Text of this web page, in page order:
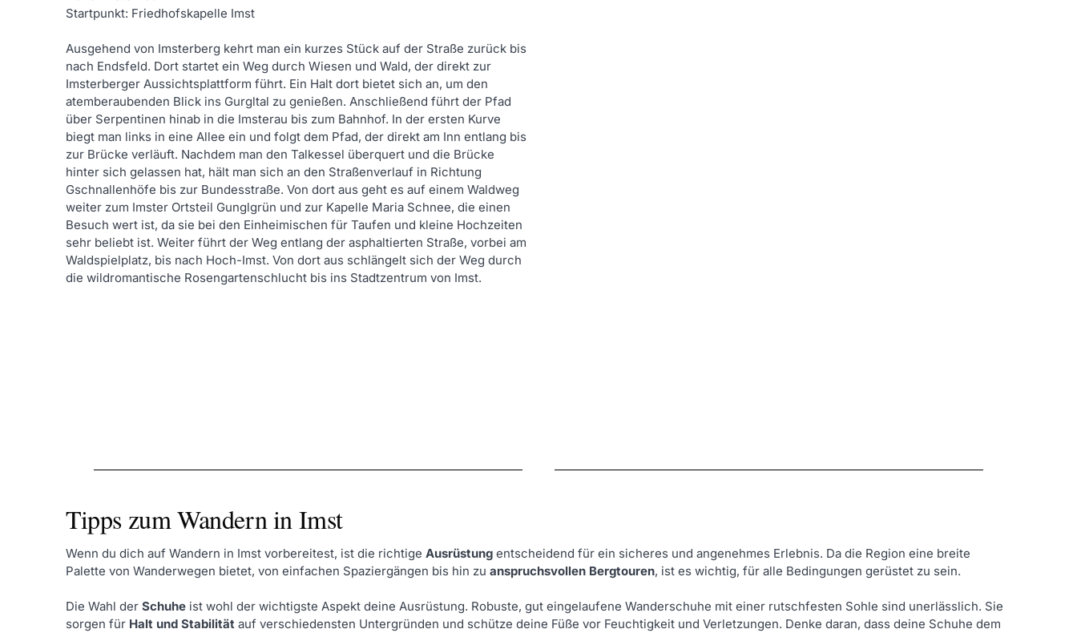
Startpunkt: Friedhofskapelle Imst
Ausgehend von Imsterberg kehrt man ein kurzes Stück auf der Straße zurück bis
nach Endsfeld. Dort startet ein Weg durch Wiesen und Wald, der direkt zur
Imsterberger Aussichtsplattform führt. Ein Halt dort bietet sich an, um den
atemberaubenden Blick ins Gurgltal zu genießen. Anschließend führt der Pfad
über Serpentinen hinab in die Imsterau bis zum Bahnhof. In der ersten Kurve
biegt man links in eine Allee ein und folgt dem Pfad, der direkt am Inn entlang bis
zur Brücke verläuft. Nachdem man den Talkessel überquert und die Brücke
hinter sich gelassen hat, hält man sich an den Straßenverlauf in Richtung
Gschnallenhöfe bis zur Bundesstraße. Von dort aus geht es auf einem Waldweg
weiter zum Imster Ortsteil Gunglgrün und zur Kapelle Maria Schnee, die einen
Besuch wert ist, da sie bei den Einheimischen für Taufen und kleine Hochzeiten
sehr beliebt ist. Weiter führt der Weg entlang der asphaltierten Straße, vorbei am
Waldspielplatz, bis nach Hoch-Imst. Von dort aus schlängelt sich der Weg durch
die wildromantische Rosengartenschlucht bis ins Stadtzentrum von Imst.
Tipps zum Wandern in Imst
Wenn du dich auf Wandern in Imst vorbereitest, ist die richtige Ausrüstung entscheidend für ein sicheres und angenehmes Erlebnis. Da die Region eine breite
Palette von Wanderwegen bietet, von einfachen Spaziergängen bis hin zu anspruchsvollen Bergtouren, ist es wichtig, für alle Bedingungen gerüstet zu sein.
Die Wahl der Schuhe ist wohl der wichtigste Aspekt deine Ausrüstung. Robuste, gut eingelaufene Wanderschuhe mit einer rutschfesten Sohle sind unerlässlich. Sie
sorgen für Halt und Stabilität auf verschiedensten Untergründen und schütze deine Füße vor Feuchtigkeit und Verletzungen. Denke daran, dass deine Schuhe dem